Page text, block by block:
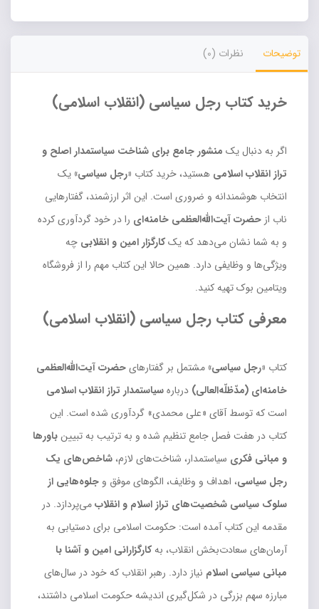
توضیحات نظرات (0)
خرید کتاب رجل سیاسی (انقلاب اسلامی)
اگر به دنبال یک منشور جامع برای شناخت سیاستمدار اصلح و
تراز انقلاب اسلامی هستید، خرید کتاب «رجل سیاسی» یک
انتخاب هوشمندانه و ضروری است. این اثر ارزشمند، گفتارهایی
ناب از حضرت آیت‌الله‌العظمی خامنه‌ای را در خود گردآوری کرده
و به شما نشان می‌دهد که یککارگزار امین و انقلابی چه
ویژگی‌ها و وظایفی دارد. همین حالا این کتاب مهم را از فروشگاه
ویتامین بوک تهیه کنید.
معرفی کتاب رجل سیاسی (انقلاب اسلامی)
کتاب «رجل سیاسی» مشتمل بر گفتارهایحضرت آیت‌الله‌العظمی
خامنه‌ای (مدّظلّه‌العالی) دربارهسیاستمدار تراز انقلاب اسلامی
است که توسط آقای «علی محمدی» گردآوری شده است. این
کتاب در هفت فصل جامع تنظیم شده و به ترتیب به تبیینباورها
و مبانی فکری سیاستمدار، شناخت‌های لازم، شاخص‌های یک
رجل سیاسی، اهداف و وظایف، الگوهای موفق و جلوه‌هایی از
سلوک سیاسی شخصیت‌های تراز اسلام و انقلابمی‌پردازد. در
مقدمه این کتاب آمده است: حکومت اسلامی برای دستیابی به
آرمان‌های سعادت‌بخش انقلاب، بهکارگزارانی امین و آشنا با
مبانی سیاسی اسلام نیاز دارد. رهبر انقلاب که خود در سال‌های
مبارزه سهم بزرگی در شکل‌گیری اندیشه حکومت اسلامی داشتند،